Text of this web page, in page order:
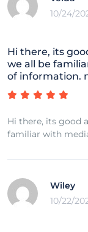
10/24/
Hi there, its
we all be
of information.
Hi there, its good
familiar with
Wiley
10/22/